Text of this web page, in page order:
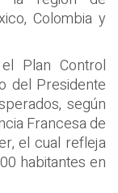
Colombia y
Plan Control
del Presidente
según
Francesa de
el cual refleja
habitantes en